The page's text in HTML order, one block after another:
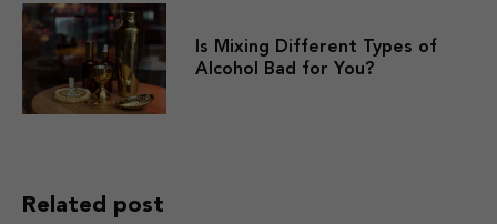
Is Mixing Different Types of
Alcohol Bad for You?
Related post